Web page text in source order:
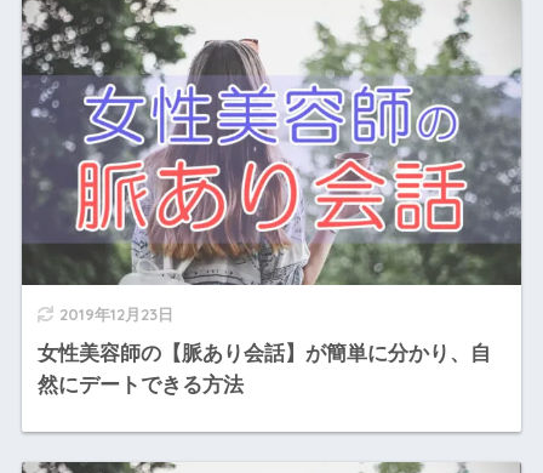
2019年12月23日
女性美容師の【脈あり会話】が簡単に分かり、自
然にデートできる方法